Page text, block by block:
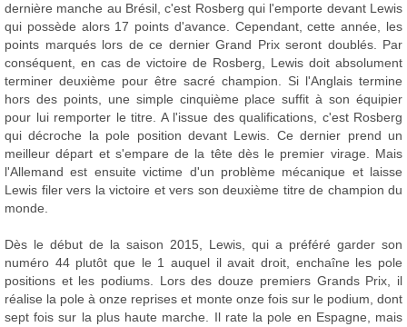
dernière manche au Brésil, c'est Rosberg qui l'emporte devant Lewis
qui possède alors 17 points d'avance. Cependant, cette année, les
points marqués lors de ce dernier Grand Prix seront doublés. Par
conséquent, en cas de victoire de Rosberg, Lewis doit absolument
terminer deuxième pour être sacré champion. Si l'Anglais termine
hors des points, une simple cinquième place suffit à son équipier
pour lui remporter le titre. A l'issue des qualifications, c'est Rosberg
qui décroche la pole position devant Lewis. Ce dernier prend un
meilleur départ et s'empare de la tête dès le premier virage. Mais
l'Allemand est ensuite victime d'un problème mécanique et laisse
Lewis filer vers la victoire et vers son deuxième titre de champion du
monde.
Dès le début de la saison 2015, Lewis, qui a préféré garder son
numéro 44 plutôt que le 1 auquel il avait droit, enchaîne les pole
positions et les podiums. Lors des douze premiers Grands Prix, il
réalise la pole à onze reprises et monte onze fois sur le podium, dont
sept fois sur la plus haute marche. Il rate la pole en Espagne, mais